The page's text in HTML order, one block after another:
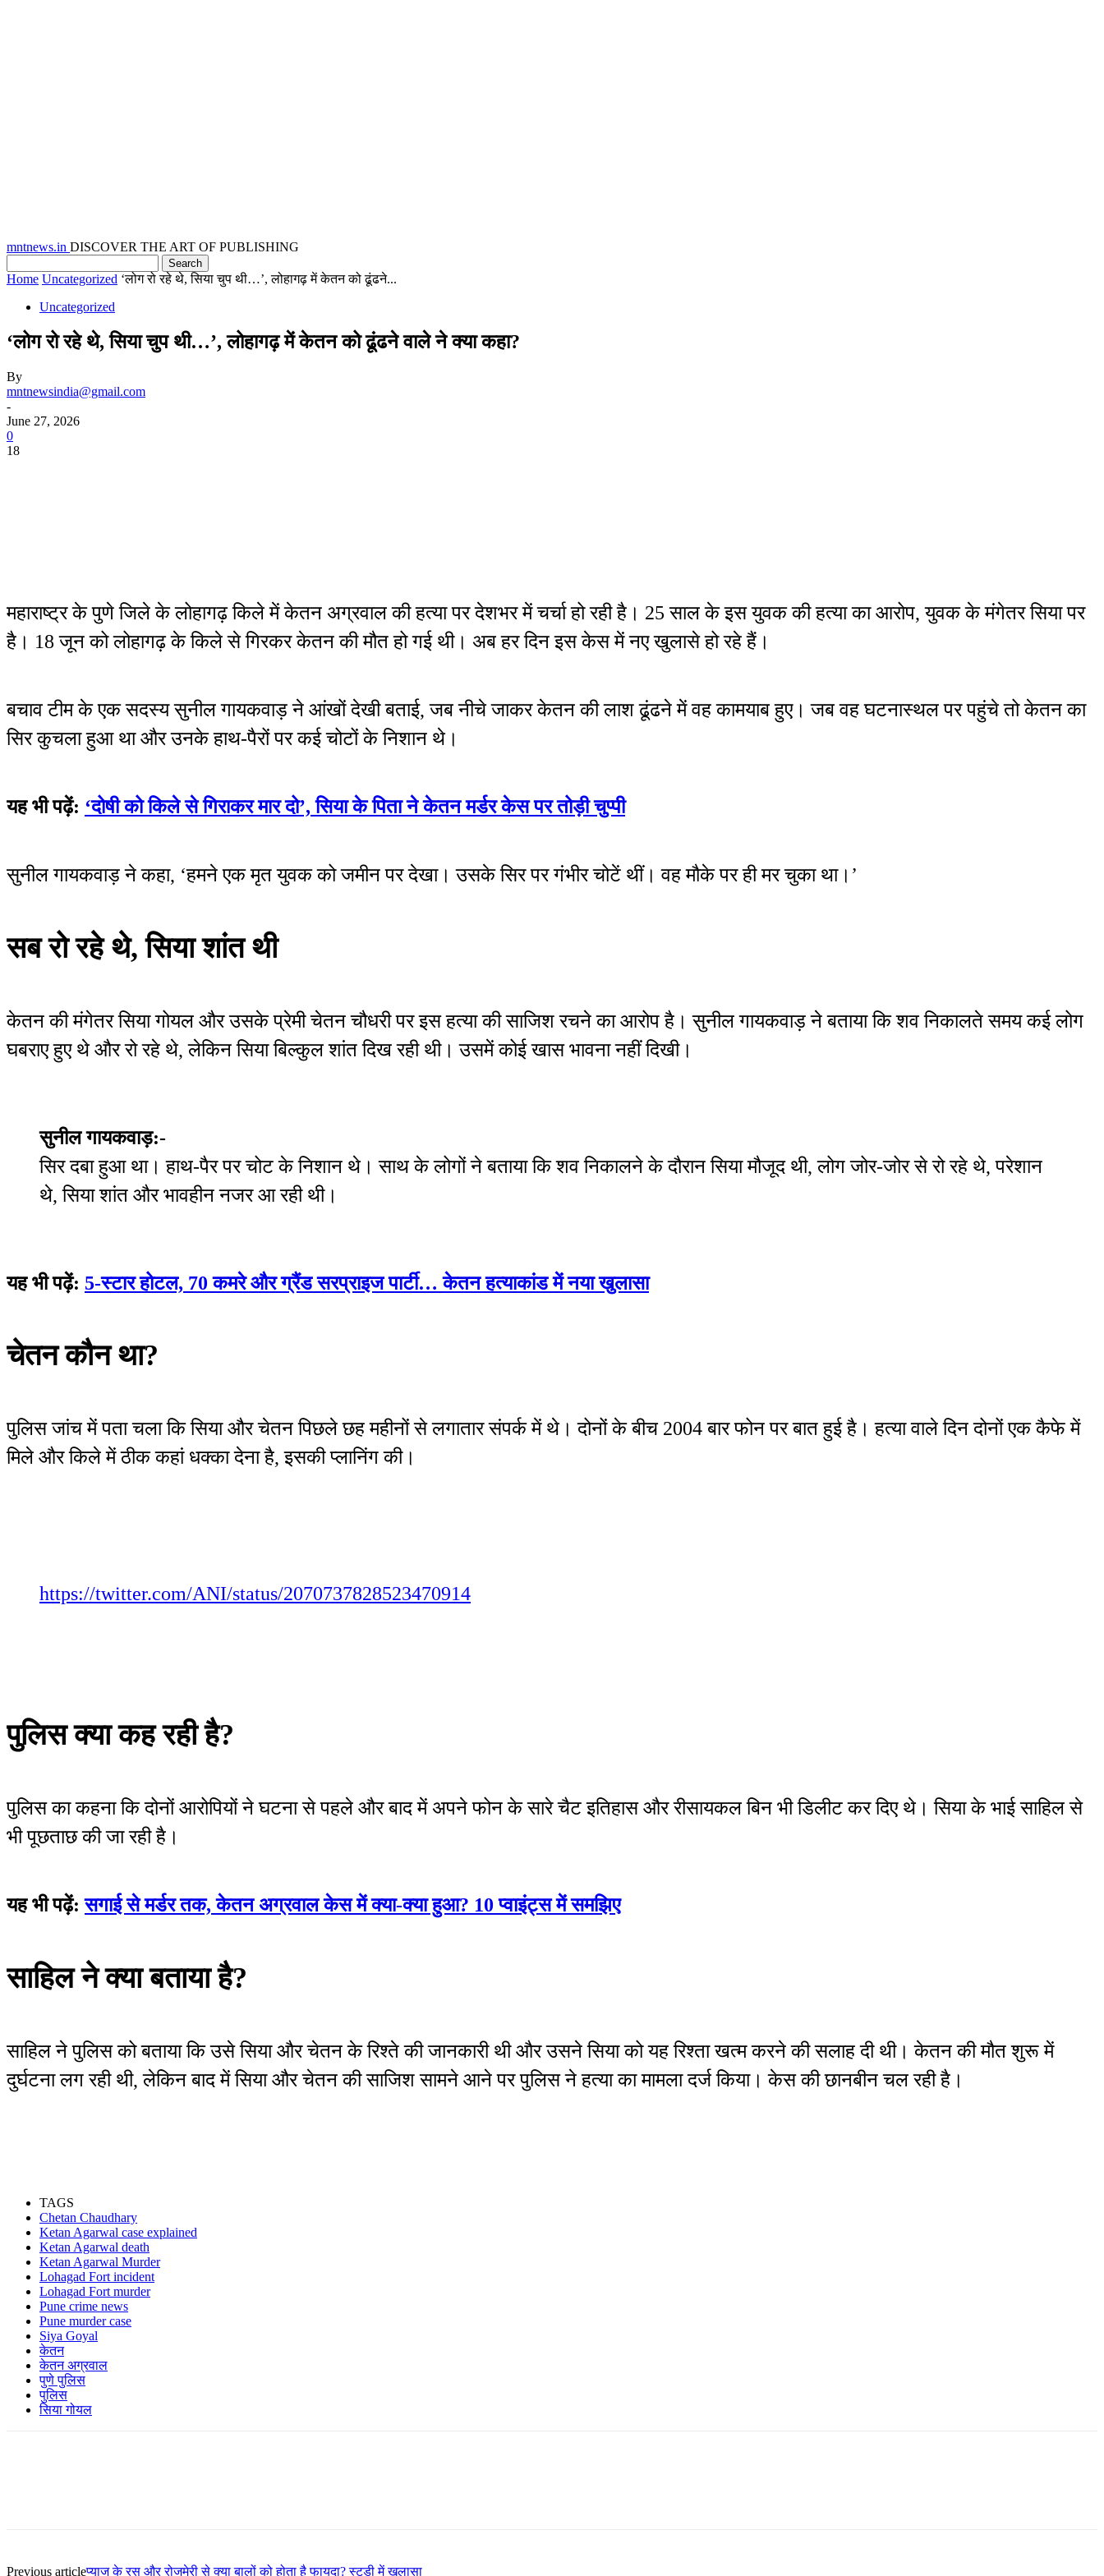
mntnews.in DISCOVER THE ART OF PUBLISHING
Home Uncategorized ‘लोग रो रहे थे, सिया चुप थी…’, लोहागढ़ में केतन को ढूंढने...
Uncategorized
‘लोग रो रहे थे, सिया चुप थी…’, लोहागढ़ में केतन को ढूंढने वाले ने क्या कहा?
By
mntnewsindia@gmail.com
-
June 27, 2026
0
18
महाराष्ट्र के पुणे जिले के लोहागढ़ किले में केतन अग्रवाल की हत्या पर देशभर में चर्चा हो रही है। 25 साल के इस युवक की हत्या का आरोप, युवक के मंगेतर सिया पर
है। 18 जून को लोहागढ़ के किले से गिरकर केतन की मौत हो गई थी। अब हर दिन इस केस में नए खुलासे हो रहे हैं।
बचाव टीम के एक सदस्य सुनील गायकवाड़ ने आंखों देखी बताई, जब नीचे जाकर केतन की लाश ढूंढने में वह कामयाब हुए। जब वह घटनास्थल पर पहुंचे तो केतन का
सिर कुचला हुआ था और उनके हाथ-पैरों पर कई चोटों के निशान थे।
यह भी पढ़ें: ‘दोषी को किले से गिराकर मार दो’, सिया के पिता ने केतन मर्डर केस पर तोड़ी चुप्पी
सुनील गायकवाड़ ने कहा, ‘हमने एक मृत युवक को जमीन पर देखा। उसके सिर पर गंभीर चोटें थीं। वह मौके पर ही मर चुका था।’
सब रो रहे थे, सिया शांत थी
केतन की मंगेतर सिया गोयल और उसके प्रेमी चेतन चौधरी पर इस हत्या की साजिश रचने का आरोप है। सुनील गायकवाड़ ने बताया कि शव निकालते समय कई लोग
घबराए हुए थे और रो रहे थे, लेकिन सिया बिल्कुल शांत दिख रही थी। उसमें कोई खास भावना नहीं दिखी।
सुनील गायकवाड़:-
सिर दबा हुआ था। हाथ-पैर पर चोट के निशान थे। साथ के लोगों ने बताया कि शव निकालने के दौरान सिया मौजूद थी, लोग जोर-जोर से रो रहे थे, परेशान
थे, सिया शांत और भावहीन नजर आ रही थी।
यह भी पढ़ें: 5-स्टार होटल, 70 कमरे और ग्रैंड सरप्राइज पार्टी… केतन हत्याकांड में नया खुलासा
चेतन कौन था?
पुलिस जांच में पता चला कि सिया और चेतन पिछले छह महीनों से लगातार संपर्क में थे। दोनों के बीच 2004 बार फोन पर बात हुई है। हत्या वाले दिन दोनों एक कैफे में
मिले और किले में ठीक कहां धक्का देना है, इसकी प्लानिंग की।
https://twitter.com/ANI/status/2070737828523470914
पुलिस क्या कह रही है?
पुलिस का कहना कि दोनों आरोपियों ने घटना से पहले और बाद में अपने फोन के सारे चैट इतिहास और रीसायकल बिन भी डिलीट कर दिए थे। सिया के भाई साहिल से
भी पूछताछ की जा रही है।
यह भी पढ़ें:सगाई से मर्डर तक, केतन अग्रवाल केस में क्या-क्या हुआ? 10 प्वाइंट्स में समझिए
साहिल ने क्या बताया है?
साहिल ने पुलिस को बताया कि उसे सिया और चेतन के रिश्ते की जानकारी थी और उसने सिया को यह रिश्ता खत्म करने की सलाह दी थी। केतन की मौत शुरू में
दुर्घटना लग रही थी, लेकिन बाद में सिया और चेतन की साजिश सामने आने पर पुलिस ने हत्या का मामला दर्ज किया। केस की छानबीन चल रही है।
TAGS
Chetan Chaudhary
Ketan Agarwal case explained
Ketan Agarwal death
Ketan Agarwal Murder
Lohagad Fort incident
Lohagad Fort murder
Pune crime news
Pune murder case
Siya Goyal
केतन
केतन अग्रवाल
पुणे पुलिस
पुलिस
सिया गोयल
Previous articleप्याज के रस और रोजमेरी से क्या बालों को होता है फायदा? स्टडी में खुलासा